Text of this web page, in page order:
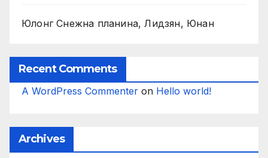
Юлонг Снежна планина, Лидзян, Юнан
Recent Comments
A WordPress Commenter on Hello world!
Archives